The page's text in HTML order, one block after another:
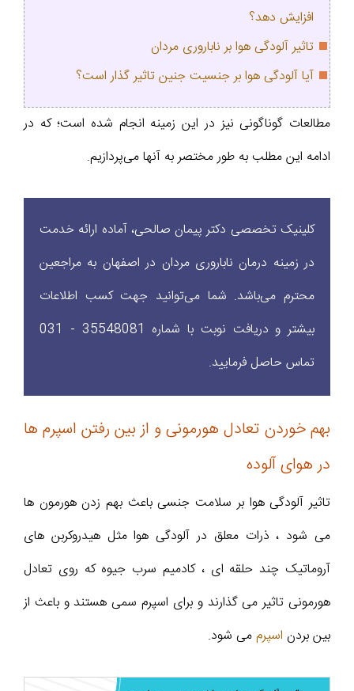
افزایش دهد؟
تاثیر آلودگی هوا بر ناباروری مردان
آیا آلودگی هوا بر جنسیت جنین تاثیر گذار است؟
مطالعات گوناگونی نیز در این زمینه انجام شده است؛ که در
ادامه این مطلب به طور مختصر به آنها می‌پردازیم.
کلینیک تخصصی دکتر پیمان صالحی، آماده ارائه خدمت
در زمینه درمان ناباروری مردان در اصفهان به مراجعین
محترم می‌باشد. شما می‌توانید جهت کسب اطلاعات
بیشتر و دریافت نوبت با شماره‌ 35548081 - 031
تماس حاصل فرمایید.
بهم خوردن تعادل هورمونی و از بین رفتن اسپرم ها
در هوای آلوده
تاثیر آلودگی هوا بر سلامت جنسی باعث بهم زدن هورمون ها
می شود ، ذرات معلق در آلودگی هوا مثل هیدروکربن های
آروماتیک چند حلقه ای ، کادمیم سرب جیوه که روی تعادل
هورمونی تاثیر می گذارند و برای اسپرم سمی هستند و باعث از
بین بردن اسپرممی شود.